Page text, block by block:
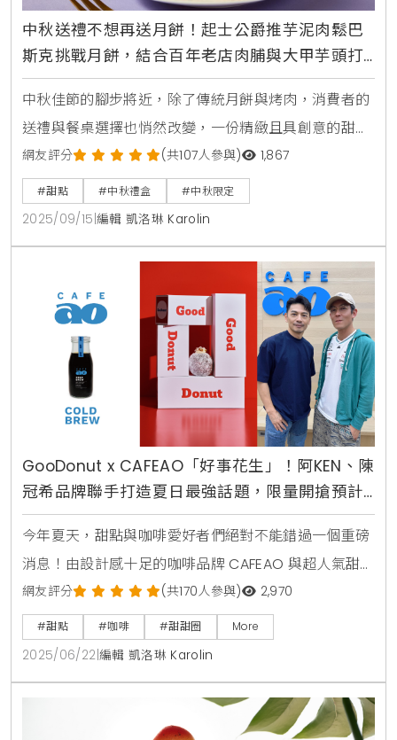
中秋送禮不想再送月餅！起士公爵推芋泥肉鬆巴
斯克挑戰月餅，結合百年老店肉脯與大甲芋頭打
造台灣鹹甜新食感體驗
中秋佳節的腳步將近，除了傳統月餅與烤肉，消費者的
送禮與餐桌選擇也悄然改變，一份精緻且具創意的甜
點，正成為凝聚情感與展現品味的新焦點，知名品牌
「起士公爵」今年便看準此趨勢，推出融合台灣人共同
味覺記憶的「芋泥肉鬆巴斯克」乳酪蛋糕，將經典鹹甜
風味重新詮釋，為中秋團聚時刻帶來令人驚喜的美味體
驗。台灣味巴斯克誕生，芋泥與百年肉脯的鹹甜協奏曲
這款「芋泥肉鬆巴斯克」可說是一場對台灣在地食材的
深度探索，為了呈現最
網友評分 (共107人參與) 1,867
#甜點 #中秋禮盒 #中秋限定
2025/09/15 編輯 凱洛琳 Karolin
GooDonut x CAFEAO「好事花生」！阿KEN、陳
冠希品牌聯手打造夏日最強話題，限量開搶預計
引爆社群
今年夏天，甜點與咖啡愛好者們絕對不能錯過一個重磅
消息！由設計感十足的咖啡品牌 CAFEAO 與超人氣甜甜
圈名店 GooDonut 攜手合作，推出限定聯名商品，自
6月22日起正式上市。這場別開生面的創意合作，不僅
打破了甜點與飲品的界線，更巧妙地透過「交換販售」
的獨特方式，創造出雙品牌互相走訪的嶄新體驗。消費
者將能在不同的店鋪中，感受到驚喜與充滿儀式感的獨
特消費樂趣，預計將在社群媒體上引發一波新的打卡
網友評分 (共170人參與) 2,970
#甜點 #咖啡 #甜甜圈 More
2025/06/22 編輯 凱洛琳 Karolin